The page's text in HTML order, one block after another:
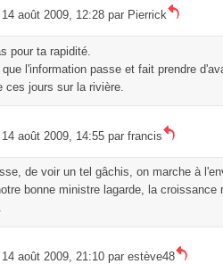
août 2009, 12:28 par Pierrick
pour ta rapidité.
l'information passe et fait prendre
ces jours sur la rivière.
août 2009, 14:55 par francis
de voir un tel gâchis, on marche à
bonne ministre lagarde, la croissance
14 août 2009, 21:10 par estève48